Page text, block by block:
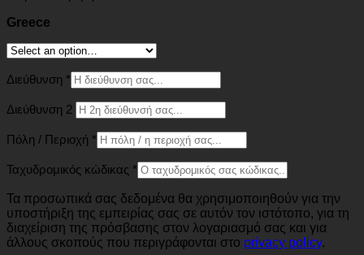
Greece
Διεύθυνση *
Διεύθυνση 2
Πόλη / Περιοχή *
Ταχυδρομικός κώδικας *
Τα προσωπικά σας δεδομένα θα χρησιμοποιηθούν για την
υποστήριξη της εμπειρίας σας σε αυτόν τον ιστότοπο, για τη
διαχείριση της πρόσβασης στον λογαριασμό σας και για
άλλους σκοπούς που περιγράφονται στο privacy policy.